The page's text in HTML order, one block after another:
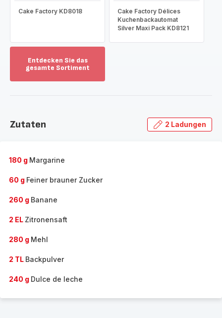
Cake Factory KD8018
Cake Factory Délices
Kuchenbackautomat
Silver Maxi Pack KD8121
Entdecken Sie das
gesamte Sortiment
das
Zutaten 2 Ladungen
180 g Margarine
60 g Feiner brauner Zucker
260 g Banane
2 EL Zitronensaft
280 g Mehl
2 TL Backpulver
240 g Dulce de leche